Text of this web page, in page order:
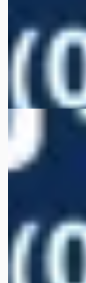
2020 · 48.482 km ·
Autobedrijf
Bekijk aanbieding →
Suzuki S-Cross ·
1.0 Boosterjet Exclusive
€ 13.950
2016 · 96.762 km ·
Autobedrijf
Bekijk aanbieding →